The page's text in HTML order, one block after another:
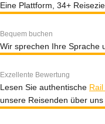
Eine Plattform, 34+
Bequem buchen
Wir sprechen Ihre Sprache
Exzellente Bewertung
Lesen Sie authentische
unsere Reisenden über uns